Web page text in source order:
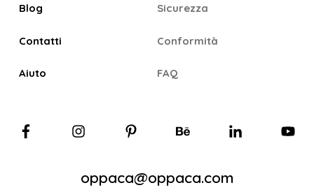
Blog
Contatti
Aiuto
Sicurezza
Conformità
FAQ
oppaca@oppaca.com